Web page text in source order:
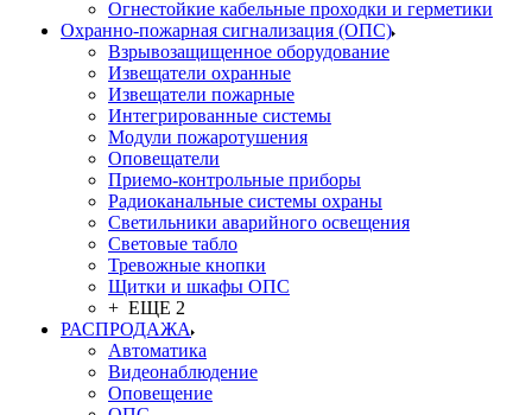
Огнестойкие кабельные проходки и герметики
Охранно-пожарная сигнализация (ОПС)
Взрывозащищенное оборудование
Извещатели охранные
Извещатели пожарные
Интегрированные системы
Модули пожаротушения
Оповещатели
Приемо-контрольные приборы
Радиоканальные системы охраны
Светильники аварийного освещения
Световые табло
Тревожные кнопки
Щитки и шкафы ОПС
+ ЕЩЕ 2
РАСПРОДАЖА
Автоматика
Видеонаблюдение
Оповещение